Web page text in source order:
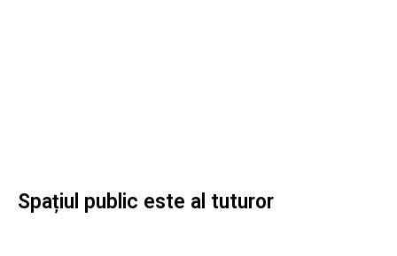
Spațiul public este al tuturor